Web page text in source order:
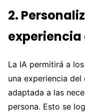
2.
La IA permitirá a
una experiencia
adaptada a las
persona. Esto se